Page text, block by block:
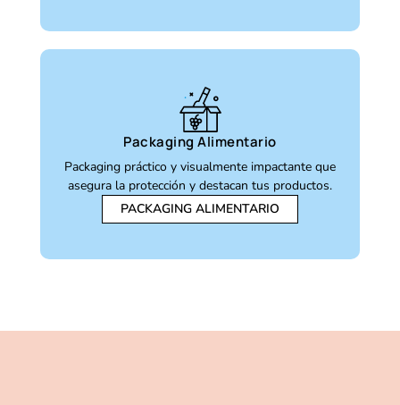
Packaging Alimentario
Packaging práctico y visualmente impactante que
asegura la protección y destacan tus productos.
PACKAGING ALIMENTARIO